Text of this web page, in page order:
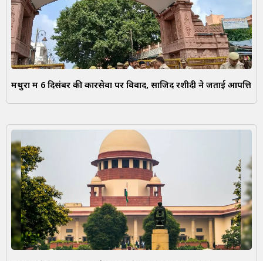
मथुरा में 6 दिसंबर की कारसेवा पर विवाद, साजिद रशीदी ने जताई आपत्ति